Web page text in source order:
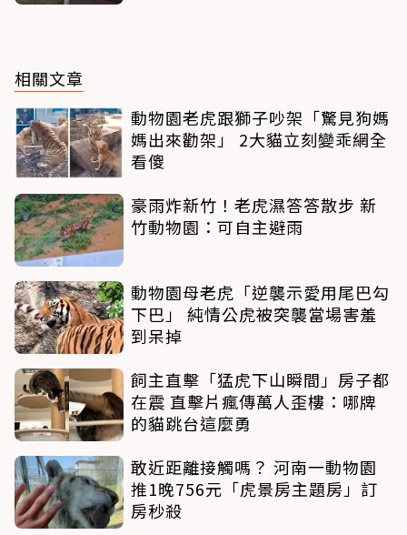
相關文章
動物園老虎跟獅子吵架「驚見狗媽
媽出來勸架」 2大貓立刻變乖網全
看傻
豪雨炸新竹！老虎濕答答散步 新
竹動物園：可自主避雨
動物園母老虎「逆襲示愛用尾巴勾
下巴」 純情公虎被突襲當場害羞
到呆掉
飼主直擊「猛虎下山瞬間」房子都
在震 直擊片瘋傳萬人歪樓：哪牌
的貓跳台這麼勇
敢近距離接觸嗎？ 河南一動物園
推1晚756元「虎景房主題房」訂
房秒殺